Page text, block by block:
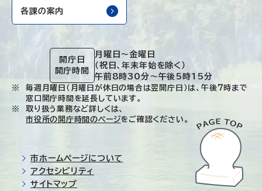
各課の案内
開庁日
開庁時間
月曜日～金曜日
（祝日、年末年始を除く）
午前8時30分～午後5時15分
毎週月曜日（月曜日が休日の場合は翌開庁日）は、午後7時まで
窓口開庁時間を延長しています。
取り扱う業務など詳しくは、
市役所の開庁時間のページをご確認ください。
市ホームページについて
アクセシビリティ
サイトマップ